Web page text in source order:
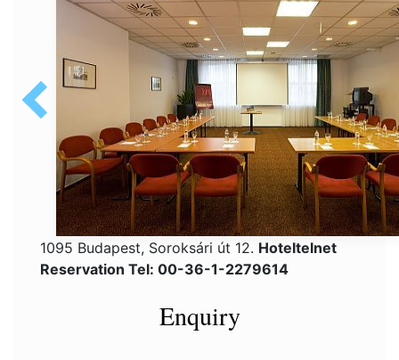
1095 Budapest, Soroksári út 12. Hoteltelnet
Reservation Tel: 00-36-1-2279614
Enquiry